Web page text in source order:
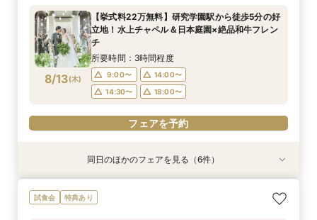
8/11( 火)
写真などおふたりの希望をじっくり伺い専属プラ
ンナーがご提案♪
所要時間：3時間程度
14:30〜
フェアを予約
8/11( 火)
9:00〜
14:00〜
フェアを予約
8/11( 火)
9:00〜
14:00〜
フェアを予約
8/11( 火)
9:00〜
14:00〜
フェアを予約
8/11( 火)
9:00〜
14:00〜
フェアを予約
8/11( 火)
9:00〜
14:00〜
フェアを予約
8/13(木)
【挙式料22万無料】研究学園駅から徒歩5分の好
立地！水上チャペル＆日本庭園×絶品和牛フレン
チ
所要時間：3時間程度
9:00〜
14:00〜
14:30〜
18:00〜
フェアを予約
特典あり
【和婚をお考えの方へ】1stステップ相談会◎挙
式会場見学&「和」の演出体験♪常陸牛と旬のお魚
【タイパ重視！60分で完結◎】会場案内＆相談
会
特典あり
【6名～30名の少人数婚】挙式＆会食Newプラ
ン誕生！無料試食付
【2件目以降に】ふたりの悩みを解消！徹底比較
相談会
特典あり
【1件目がお得】1stステップ相談&試食×予算相談
*ギフト券プレゼント
特典あり
＼茨城人気3会場一気に見学！／憧れ花嫁体験×
贅沢フィレ試食◎
同日のほかのフェアを見る（6件）
試食会 特典あり